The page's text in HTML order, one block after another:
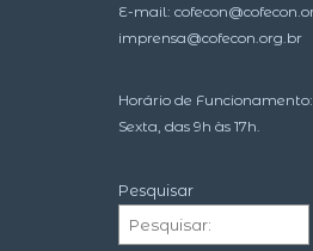
E-mail:
imprensa@cofecon.org.br
Horário de
Sexta, das 9h às 17h.
Pesquisar